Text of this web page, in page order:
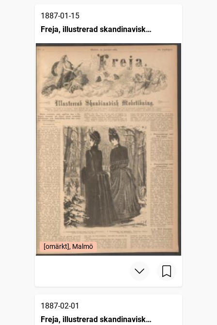
1887-01-15
Freja, illustrerad skandinavisk
modetidning
[omärkt], Malmö
1887-02-01
Freja, illustrerad skandinavisk